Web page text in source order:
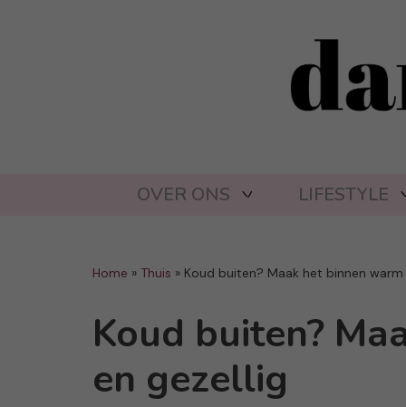
OVER ONS LIFESTYLE
Home » Thuis » Koud buiten? Maak het binnen warm
Koud buiten?
en gezellig